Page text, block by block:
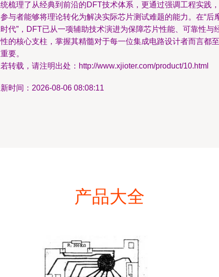
梳理了从经典到前沿的DFT技术体系，更通过强调工程实践，
与者能够将理论转化为解决实际芯片测试难题的能力。在“后
代”，DFT已从一项辅助技术演进为保障芯片性能、可靠性与
的核心支柱，掌握其精髓对于每一位集成电路设计者而言都至
要。
转载，请注明出处：http://www.xjioter.com/product/10.html
时间：2026-08-06 08:08:11
产品大全